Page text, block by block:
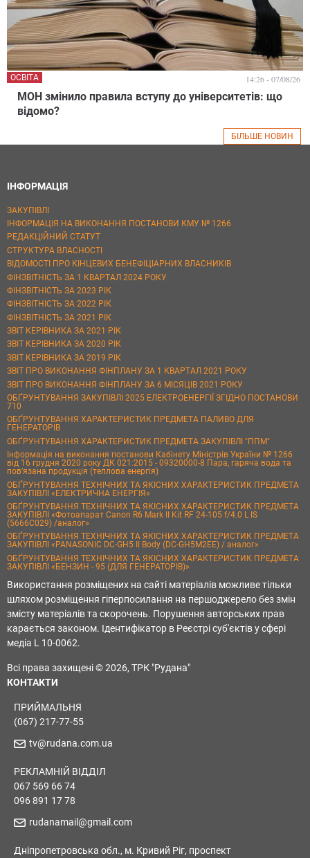
МОН змінило правила вступу до університетів: що
відомо?
ОСВІТА 14:26 - 07/08/26
БІЛЬШЕ НОВИН
ІНФОРМАЦІЯ
ЗАКУПІВЛІ
ІНФОРМАЦІЯ НА ВИКОНАННЯ ПОСТАНОВИ КМУ № 1266
РЕДАКЦІЙНИЙ СТАТУТ
СТРУКТУРА ВЛАСНОСТІ
ВІДОМОСТІ ПРО КІНЦЕВИХ БЕНЕФІЦІАРНИХ ВЛАСНИКІВ
ФІНЗВІТНІСТЬ ЗА 1 КВАРТАЛ 2024 РОКУ
ФІНЗВІТНІСТЬ ЗА 2023 РІК
ФІНЗВІТНІСТЬ ЗА 2022 РІК
ФІНЗВІТНІСТЬ ЗА 2021 РІК
ЗВІТ КЕРІВНИКА ЗА 2021 РІК
ЗВІТ КЕРІВНИКА ЗА 2020 РІК
ЗВІТ КЕРІВНИКА ЗА 2019 РІК
ЗВІТ ПРО ВИКОНАННЯ ФІНПЛАНУ ЗА 1 КВАРТАЛ 2021 РОКУ
ЗВІТ ПРО ВИКОНАННЯ ФІНПЛАНУ ЗА 6 МІСЯЦІВ 2021 РОКУ
ОБҐРУНТУВАННЯ ЗАКУПІВЛІ 2025 ЕЛЕКТРОЕНЕРГІЇ ЗГІДНО ПОСТАНОВИ
710
ОБҐРУНТУВАННЯ ХАРАКТЕРИСТИК ПРЕДМЕТА ПАЛИВО ДЛЯ
ГЕНЕРАТОРІВ
ОБҐРУНТУВАННЯ ХАРАКТЕРИСТИК ПРЕДМЕТА ЗАКУПІВЛІ "ППМ"
Інформація на виконання постанови Кабінету Міністрів України № 1266
від 16 грудня 2020 року ДК 021:2015 - 09320000-8 Пара, гаряча вода та
пов’язана продукція (теплова енергія)
ОБҐРУНТУВАННЯ ТЕХНІЧНИХ ТА ЯКІСНИХ ХАРАКТЕРИСТИК ПРЕДМЕТА
ЗАКУПІВЛІ «ЕЛЕКТРИЧНА ЕНЕРГІЯ»
ОБҐРУНТУВАННЯ ТЕХНІЧНИХ ТА ЯКІСНИХ ХАРАКТЕРИСТИК ПРЕДМЕТА
ЗАКУПІВЛІ «Фотоапарат Canon R6 Mark II Kit RF 24-105 f/4.0 L IS
(5666C029) /аналог»
ОБҐРУНТУВАННЯ ТЕХНІЧНИХ ТА ЯКІСНИХ ХАРАКТЕРИСТИК ПРЕДМЕТА
ЗАКУПІВЛІ «PANASONIC DC-GH5 II Body (DC-GH5M2EE) / аналог»
ОБҐРУНТУВАННЯ ТЕХНІЧНИХ ТА ЯКІСНИХ ХАРАКТЕРИСТИК ПРЕДМЕТА
ЗАКУПІВЛІ «БЕНЗИН - 95 (ДЛЯ ГЕНЕРАТОРІВ)»
Використання розміщених на сайті матеріалів можливе тільки
шляхом розміщення гіперпосилання на першоджерело без змін
змісту матеріалів та скорочень. Порушення авторських прав
карається законом. Ідентифікатор в Реєстрі суб'єктів у сфері
медіа L 10-0062.
Всі права захищені © 2026, ТРК "Рудана"
КОНТАКТИ
ПРИЙМАЛЬНЯ
(067) 217-77-55
tv@rudana.com.ua
РЕКЛАМНІЙ ВІДДІЛ
067 569 66 74
096 891 17 78
rudanamail@gmail.com
Дніпропетровська обл., м. Кривий Ріг, проспект